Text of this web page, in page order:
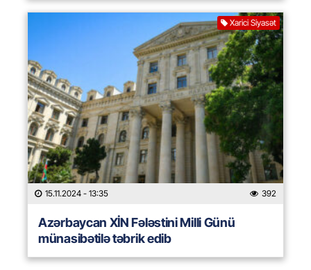
Xarici Siyasət
15.11.2024 - 13:35 392
Azərbaycan XİN Fələstini Milli Günü
münasibətilə təbrik edib